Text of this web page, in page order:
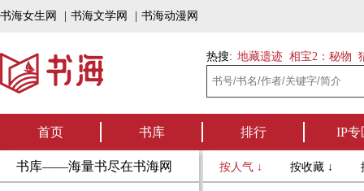
书海女生网 书海文学网 书海动漫网
热搜: 地藏遗迹 相宝2：秘物
首页 书库 排行 IP专
书库——海量书尽在书海网 按人气 ↓ 按收藏 ↓